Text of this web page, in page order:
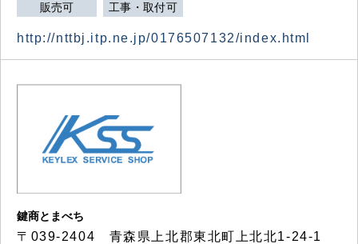
販売可 工事・取付可
http://nttbj.itp.ne.jp/0176507132/index.html
鍵商とまべち
〒039-2404 青森県上北郡東北町上北北1-24-1